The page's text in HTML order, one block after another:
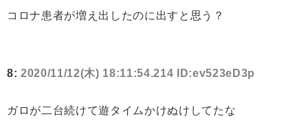
コロナ患者が増え出したのに出すと思う？
8: 2020/11/12(木) 18:11:54.214 ID:ev523eD3p
ガロが二台続けて遊タイムかけぬけしてたな